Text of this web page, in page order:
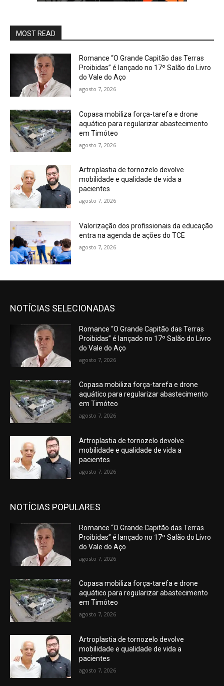
MOST READ
Romance “O Grande Capitão das Terras
Proibidas” é lançado no 17º Salão do Livro
do Vale do Aço
agosto 7, 2026
Copasa mobiliza força-tarefa e drone
aquático para regularizar abastecimento
em Timóteo
agosto 7, 2026
Artroplastia de tornozelo devolve
mobilidade e qualidade de vida a
pacientes
agosto 7, 2026
Valorização dos profissionais da educação
entra na agenda de ações do TCE
agosto 7, 2026
NOTÍCIAS SELECIONADAS
Romance “O Grande Capitão das Terras
Proibidas” é lançado no 17º Salão do Livro
do Vale do Aço
agosto 7, 2026
Copasa mobiliza força-tarefa e drone
aquático para regularizar abastecimento
em Timóteo
agosto 7, 2026
Artroplastia de tornozelo devolve
mobilidade e qualidade de vida a
pacientes
agosto 7, 2026
NOTÍCIAS POPULARES
Romance “O Grande Capitão das Terras
Proibidas” é lançado no 17º Salão do Livro
do Vale do Aço
agosto 7, 2026
Copasa mobiliza força-tarefa e drone
aquático para regularizar abastecimento
em Timóteo
agosto 7, 2026
Artroplastia de tornozelo devolve
mobilidade e qualidade de vida a
pacientes
agosto 7, 2026